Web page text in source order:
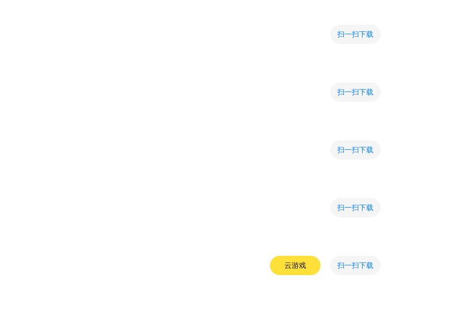
扫一扫下载
扫一扫下载
扫一扫下载
扫一扫下载
云游戏 扫一扫下载